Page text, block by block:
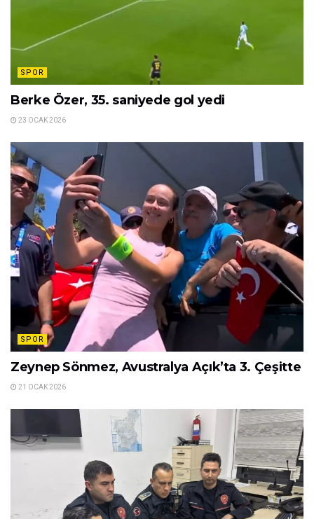
SPOR
Berke Özer, 35. saniyede gol yedi
23 OCAK 2026
SPOR
Zeynep Sönmez, Avustralya Açık’ta 3. Çeşitte
21 OCAK 2026